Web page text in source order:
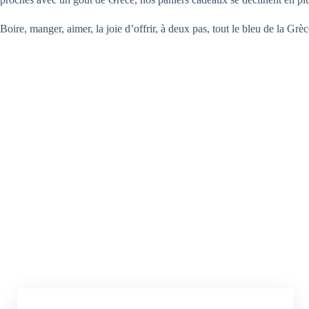
Boire, manger, aimer, la joie d’offrir, à deux pas, tout le bleu de la